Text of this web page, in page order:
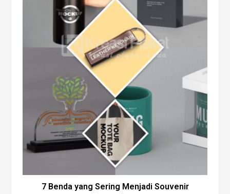
7 Benda yang Sering Menjadi Souvenir